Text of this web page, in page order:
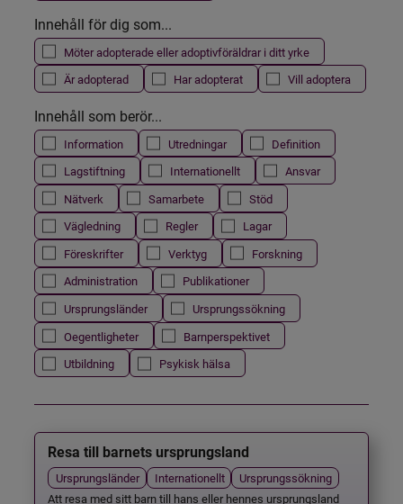
Innehåll för dig som...
Möter adopterade eller adoptivföräldrar i ditt yrke
Är adopterad
Har adopterat Vill adoptera
Innehåll som berör...
Information Utredningar
Definition
Lagstiftning
Internationellt
Ansvar
Nätverk
Samarbete
Stöd
Vägledning
Regler
Lagar
Föreskrifter
Verktyg
Forskning
Administration
Publikationer
Ursprungsländer
Ursprungssökning
Oegentligheter
Barnperspektivet
Utbildning
Psykisk hälsa
Resa till barnets ursprungsland
Ursprungsländer Internationellt
Ursprungssökning
Att resa med sitt barn till hans eller hennes ursprungsland